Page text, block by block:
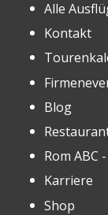
Alle
Kontakt
Blog
Rom ABC
Karriere
Shop